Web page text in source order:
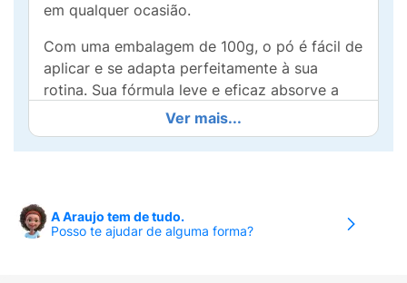
em qualquer ocasião.
Com uma embalagem de 100g, o pó é fácil de
aplicar e se adapta perfeitamente à sua
rotina. Sua fórmula leve e eficaz absorve a
umidade e proporciona uma sensação de
frescor duradoura, ideal para manter seus pés
secos e confortáveis ao longo do dia, mesmo
Seja em dias de calor intenso, após longos
períodos em pé ou durante atividades físicas,
Ver mais...
A Araujo tem de tudo.
Posso te ajudar de alguma forma?